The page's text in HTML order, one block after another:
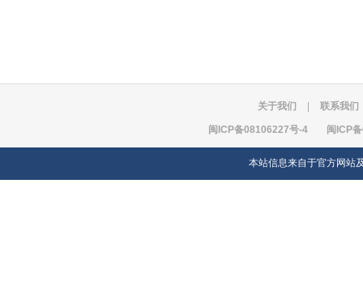
关于我们 联系我们
闽ICP备08106227号-4 闽ICP
本站信息来自于官方网站